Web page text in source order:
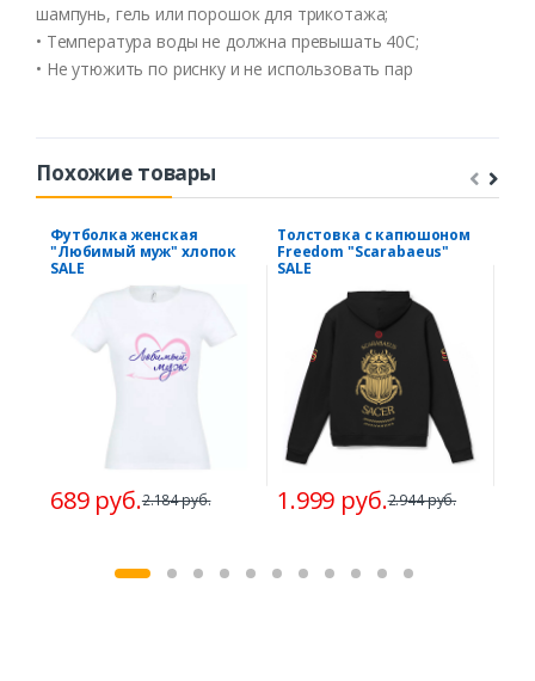
шампунь, гель или порошок для трикотажа;
• Температура воды не должна превышать 40С;
• Не утюжить по риснку и не использовать пар
Похожие товары
Футболка женская
"Любимый муж" хлопок
SALE
689 руб.2.184 руб.
Толстовка с капюшоном
Freedom "Scarabaeus"
SALE
1.999 руб.2.944 руб.